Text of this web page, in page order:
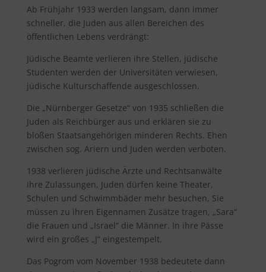
Ab Frühjahr 1933 werden langsam, dann immer
schneller, die Juden aus allen Bereichen des
öffentlichen Lebens verdrängt:
Jüdische Beamte verlieren ihre Stellen, jüdische
Studenten werden der Universitäten verwiesen,
jüdische Kulturschaffende ausgeschlossen.
Die „Nürnberger Gesetze“ von 1935 schließen die
Juden als Reichbürger aus und erklären sie zu
bloßen Staatsangehörigen minderen Rechts. Ehen
zwischen sog. Ariern und Juden werden verboten.
1938 verlieren jüdische Ärzte und Rechtsanwälte
ihre Zulassungen, Juden dürfen keine Theater,
Schulen und Schwimmbäder mehr besuchen, Sie
müssen zu ihren Eigennamen Zusätze tragen, „Sara“
die Frauen und „Israel“ die Männer. In ihre Pässe
wird ein großes „J“ eingestempelt.
Das Pogrom vom November 1938 bedeutete dann